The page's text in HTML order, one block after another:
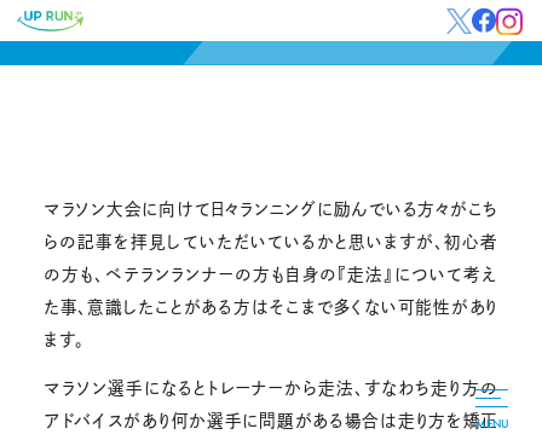
MENU
マラソン大会に向けて日々ランニングに励んでいる方々がこち
らの記事を拝見していただいているかと思いますが、初心者
の方も、ベテランランナーの方も自身の『走法』について考え
た事、意識したことがある方はそこまで多くない可能性があり
ます。
マラソン選手になるとトレーナーから走法、すなわち走り方の
アドバイスがあり何か選手に問題がある場合は走り方を矯正